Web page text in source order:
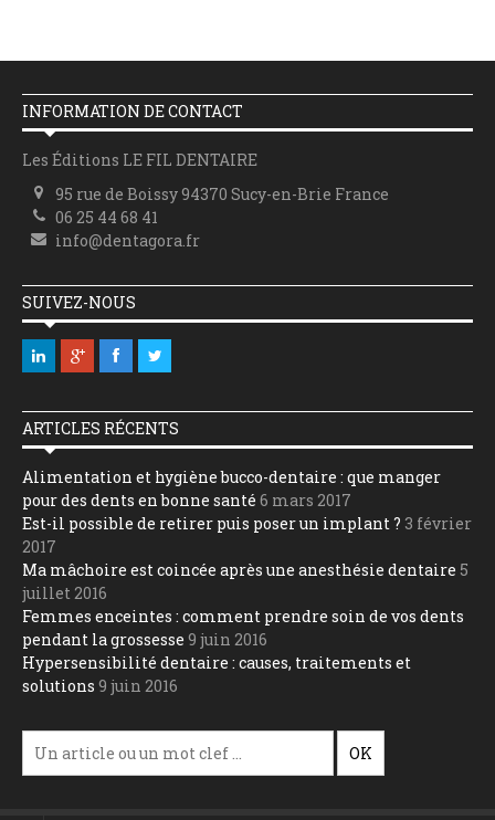
INFORMATION DE CONTACT
Les Éditions LE FIL DENTAIRE
95 rue de Boissy 94370 Sucy-en-Brie France
06 25 44 68 41
info@dentagora.fr
SUIVEZ-NOUS
ARTICLES RÉCENTS
Alimentation et hygiène bucco-dentaire : que manger
pour des dents en bonne santé 6 mars 2017
Est-il possible de retirer puis poser un implant ? 3 février
2017
Ma mâchoire est coincée après une anesthésie dentaire 5
juillet 2016
Femmes enceintes : comment prendre soin de vos dents
pendant la grossesse 9 juin 2016
Hypersensibilité dentaire : causes, traitements et
solutions 9 juin 2016